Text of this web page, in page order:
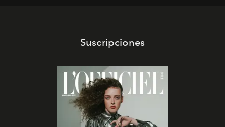
Suscripciones